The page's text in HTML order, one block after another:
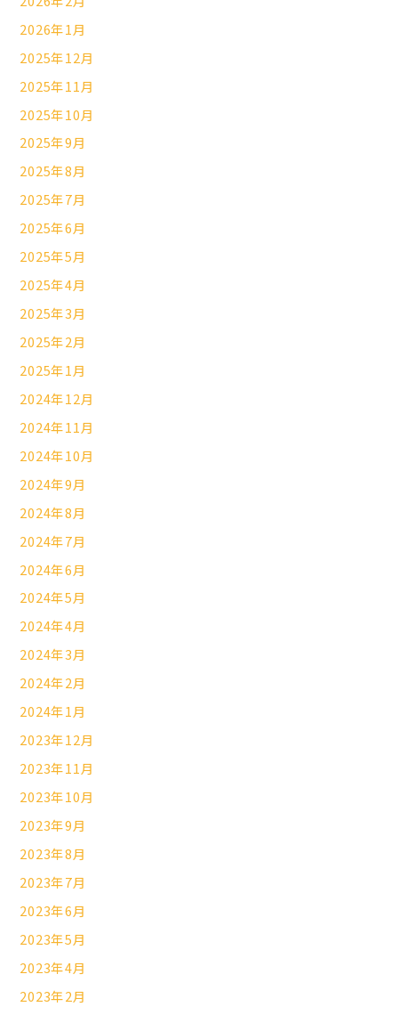
2026年1月
2025年12月
2025年11月
2025年10月
2025年9月
2025年8月
2025年7月
2025年6月
2025年5月
2025年4月
2025年3月
2025年2月
2025年1月
2024年12月
2024年11月
2024年10月
2024年9月
2024年8月
2024年7月
2024年6月
2024年5月
2024年4月
2024年3月
2024年2月
2024年1月
2023年12月
2023年11月
2023年10月
2023年9月
2023年8月
2023年7月
2023年6月
2023年5月
2023年4月
2023年2月